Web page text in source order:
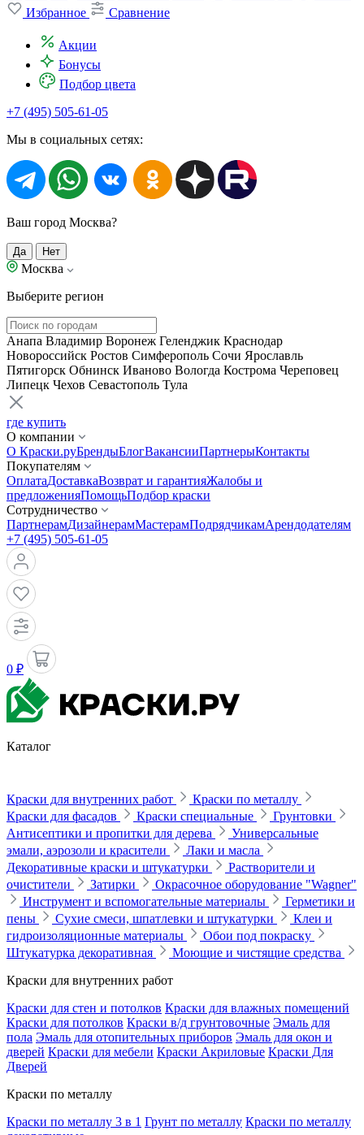
Избранное
Сравнение
Акции
Бонусы
Подбор цвета
+7 (495) 505-61-05
Мы в социальных сетях:
Ваш город Москва?
Да Нет
Москва
Выберите регион
Анапа Владимир Воронеж Геленджик Краснодар
Новороссийск Ростов Симферополь Сочи Ярославль
Пятигорск Обнинск Иваново Вологда Кострома Череповец
Липецк Чехов Севастополь Тула
где купить
О компании
О Краски.руБрендыБлогВакансииПартнерыКонтакты
Покупателям
ОплатаДоставкаВозврат и гарантияЖалобы и
предложенияПомощьПодбор краски
Сотрудничество
ПартнерамДизайнерамМастерамПодрядчикамАрендодателям
+7 (495) 505-61-05
0 ₽
Каталог
Краски для внутренних работ
Краски по металлу
Краски для фасадов
Краски специальные
Грунтовки
Антисептики и пропитки для дерева
Универсальные
эмали, аэрозоли и красители
Лаки и масла
Декоративные краски и штукатурки
Растворители и
очистители
Затирки
Окрасочное оборудование "Wagner"
Инструмент и вспомогательные материалы
Герметики и
пены
Сухие смеси, шпатлевки и штукатурки
Клеи и
гидроизоляционные материалы
Обои под покраску
Штукатурка декоративная
Моющие и чистящие средства
Краски для внутренних работ
Краски для стен и потолков Краски для влажных помещений
Краски для потолков Краски в/д грунтовочные Эмаль для
пола Эмаль для отопительных приборов Эмаль для окон и
дверей Краски для мебели Краски Акриловые Краски Для
Дверей
Краски по металлу
Краски по металлу 3 в 1 Грунт по металлу Краски по металлу